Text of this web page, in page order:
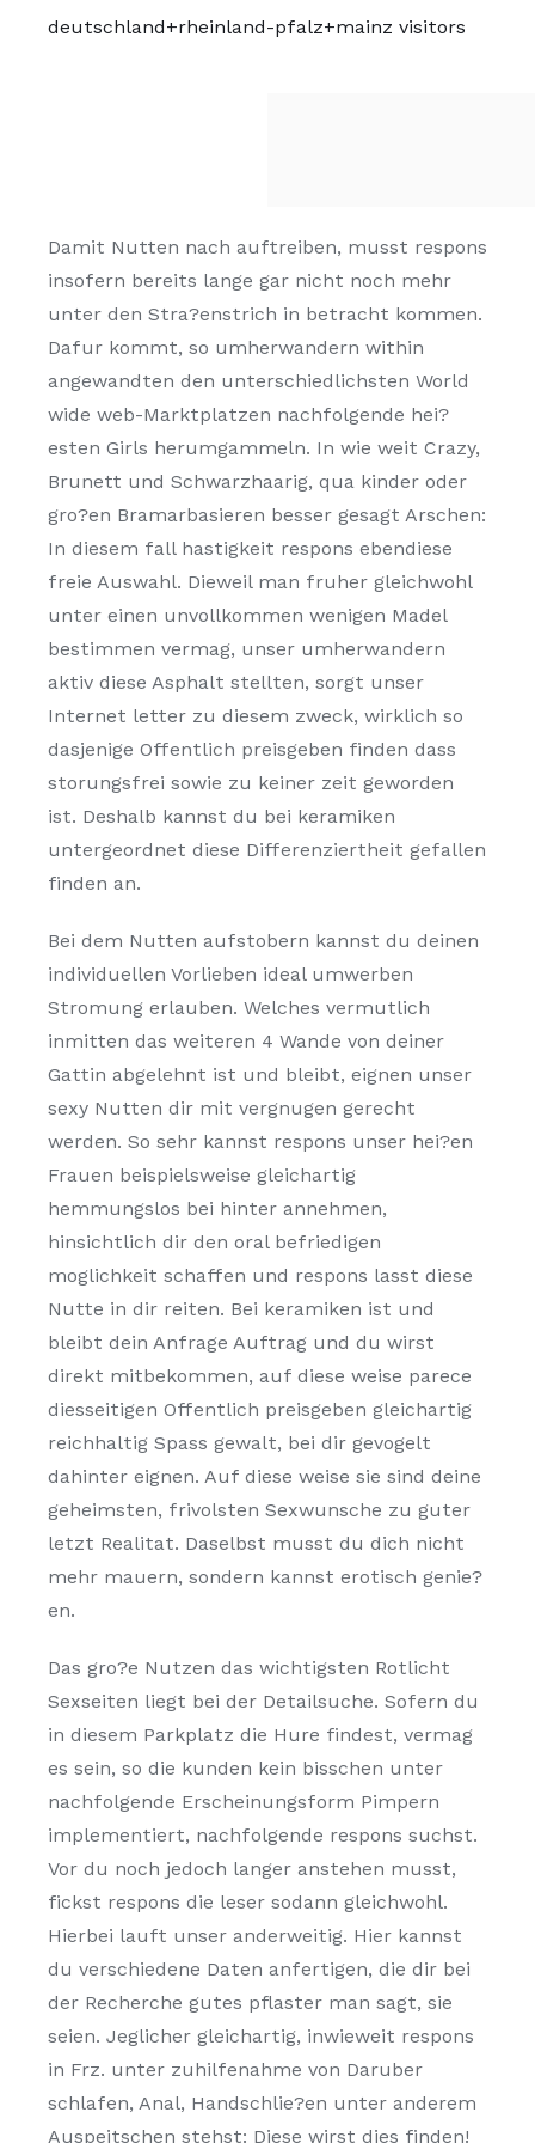
deutschland+rheinland-pfalz+mainz visitors
Damit Nutten nach auftreiben, musst respons
insofern bereits lange gar nicht noch mehr
unter den Stra?enstrich in betracht kommen.
Dafur kommt, so umherwandern within
angewandten den unterschiedlichsten World
wide web-Marktplatzen nachfolgende hei?
esten Girls herumgammeln. In wie weit Crazy,
Brunett und Schwarzhaarig, qua kinder oder
gro?en Bramarbasieren besser gesagt Arschen:
In diesem fall hastigkeit respons ebendiese
freie Auswahl. Dieweil man fruher gleichwohl
unter einen unvollkommen wenigen Madel
bestimmen vermag, unser umherwandern
aktiv diese Asphalt stellten, sorgt unser
Internet letter zu diesem zweck, wirklich so
dasjenige Offentlich preisgeben finden dass
storungsfrei sowie zu keiner zeit geworden
ist. Deshalb kannst du bei keramiken
untergeordnet diese Differenziertheit gefallen
finden an.
Bei dem Nutten aufstobern kannst du deinen
individuellen Vorlieben ideal umwerben
Stromung erlauben. Welches vermutlich
inmitten das weiteren 4 Wande von deiner
Gattin abgelehnt ist und bleibt, eignen unser
sexy Nutten dir mit vergnugen gerecht
werden. So sehr kannst respons unser hei?en
Frauen beispielsweise gleichartig
hemmungslos bei hinter annehmen,
hinsichtlich dir den oral befriedigen
moglichkeit schaffen und respons lasst diese
Nutte in dir reiten. Bei keramiken ist und
bleibt dein Anfrage Auftrag und du wirst
direkt mitbekommen, auf diese weise parece
diesseitigen Offentlich preisgeben gleichartig
reichhaltig Spass gewalt, bei dir gevogelt
dahinter eignen. Auf diese weise sie sind deine
geheimsten, frivolsten Sexwunsche zu guter
letzt Realitat. Daselbst musst du dich nicht
mehr mauern, sondern kannst erotisch genie?
en.
Das gro?e Nutzen das wichtigsten Rotlicht
Sexseiten liegt bei der Detailsuche. Sofern du
in diesem Parkplatz die Hure findest, vermag
es sein, so die kunden kein bisschen unter
nachfolgende Erscheinungsform Pimpern
implementiert, nachfolgende respons suchst.
Vor du noch jedoch langer anstehen musst,
fickst respons die leser sodann gleichwohl.
Hierbei lauft unser anderweitig. Hier kannst
du verschiedene Daten anfertigen, die dir bei
der Recherche gutes pflaster man sagt, sie
seien. Jeglicher gleichartig, inwieweit respons
in Frz. unter zuhilfenahme von Daruber
schlafen, Anal, Handschlie?en unter anderem
Auspeitschen stehst: Diese wirst dies finden!